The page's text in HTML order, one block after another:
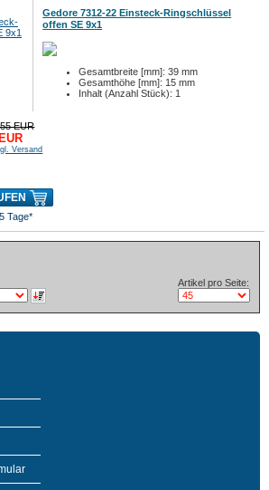
Gedore 7312-22 Einsteck-Ringschlüssel
offen SE 9x1
Gesamtbreite [mm]: 39 mm
Gesamthöhe [mm]: 15 mm
Inhalt (Anzahl Stück): 1
EUR
Versand
Tage*
Artikel pro Seite: